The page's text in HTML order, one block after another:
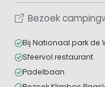
Bezoek
Bij Nationaal park de
Sfeervol restaurant
Padelbaan